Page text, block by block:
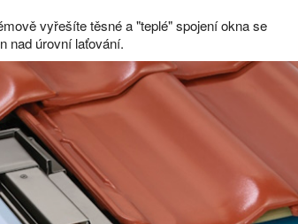
vyřešíte těsné a "teplé" spojení okna se
nad úrovní laťování.